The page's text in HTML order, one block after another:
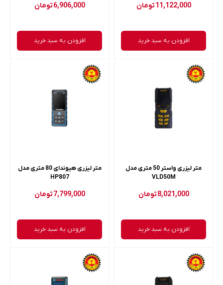
11,122,000تومان
افزودن به سبد خرید
6,906,000تومان
افزودن به سبد خرید
متر لیزری واستر 50 متری مدل
VLD50M
8,021,000تومان
افزودن به سبد خرید
متر لیزری هیوندای 80 متری مدل
HP807
7,799,000تومان
افزودن به سبد خرید